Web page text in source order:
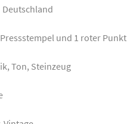
Deutschland
und 1 roter Punkt
Ton, Steinzeug